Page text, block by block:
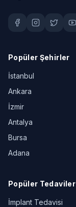
Popüler Şehirler
İstanbul
Ankara
İzmir
Antalya
Bursa
Adana
Popüler Tedaviler
İmplant Tedavisi